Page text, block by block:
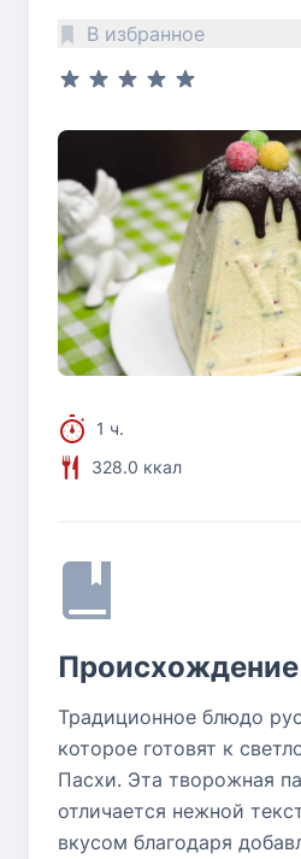
В избранное
1 ч.
328.0 ккал
Происхождение
Традиционное блюдо
которое готовят к
Пасхи. Эта творожная
отличается нежной
вкусом благодаря